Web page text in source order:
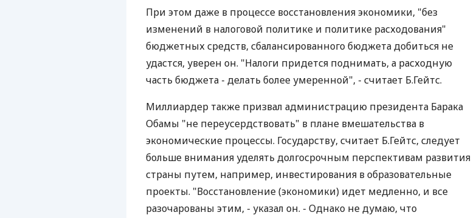
При этом даже в процессе восстановления экономики, "без
изменений в налоговой политике и политике расходования"
бюджетных средств, сбалансированного бюджета добиться не
удастся, уверен он. "Налоги придется поднимать, а расходную
часть бюджета - делать более умеренной", - считает Б.Гейтс.
Миллиардер также призвал администрацию президента Барака
Обамы "не переусердствовать" в плане вмешательства в
экономические процессы. Государству, считает Б.Гейтс, следует
больше внимания уделять долгосрочным перспективам развития
страны путем, например, инвестирования в образовательные
проекты. "Восстановление (экономики) идет медленно, и все
разочарованы этим, - указал он. - Однако не думаю, что